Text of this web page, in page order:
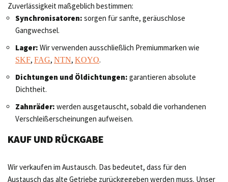
Zuverlässigkeit maßgeblich bestimmen:
Synchronisatoren: sorgen für sanfte, geräuschlose
Gangwechsel.
Lager: Wir verwenden ausschließlich Premiummarken wie
SKF, FAG, NTN, KOYO.
Dichtungen und Öldichtungen: garantieren absolute
Dichtheit.
Zahnräder: werden ausgetauscht, sobald die vorhandenen
Verschleißerscheinungen aufweisen.
KAUF UND RÜCKGABE
Wir verkaufen im Austausch. Das bedeutet, dass für den
Austausch das alte Getriebe zurückgegeben werden muss. Unser